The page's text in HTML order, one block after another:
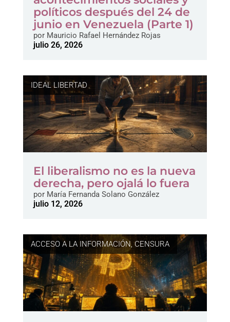
políticos después del 24 de
junio en Venezuela (Parte 1)
porMauricio Rafael Hernández Rojas
julio 26, 2026
IDEAL LIBERTAD
El liberalismo no es la nueva
derecha, pero ojalá lo fuera
porMaría Fernanda Solano González
julio 12, 2026
ACCESO A LA INFORMACIÓN,CENSURA